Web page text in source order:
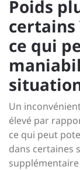
Poids
certains
ce qui
Un
élevé par
ce qui peut
dans certaines